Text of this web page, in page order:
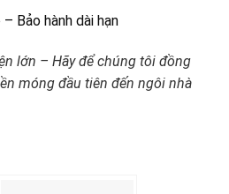
Bảo hành dài hạn
lớn – Hãy để chúng tôi đồng
móng đầu tiên đến ngôi nhà